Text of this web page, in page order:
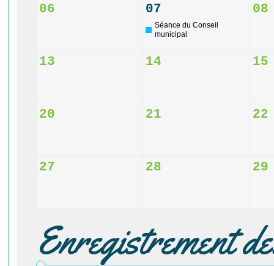
06 07
Séance du Conseil
municipal
08
13 14 15
20 21 22
27 28 29
Enregistrement